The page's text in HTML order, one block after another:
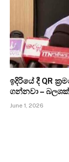
ඉදිරියේ දී QR
ගන්නවා –
June 1, 2026